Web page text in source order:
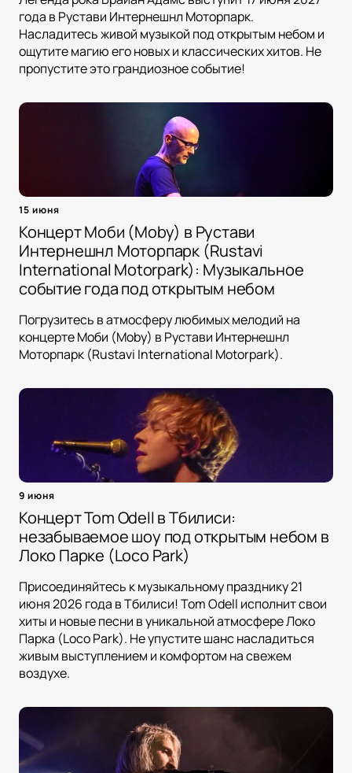
года в Рустави Интернешнл Моторпарк.
Насладитесь живой музыкой под открытым небом и
ощутите магию его новых и классических хитов. Не
пропустите это грандиозное событие!
15 июня
Концерт Моби (Moby) в Рустави
Интернешнл Моторпарк (Rustavi
International Motorpark): Музыкальное
событие года под открытым небом
Погрузитесь в атмосферу любимых мелодий на
концерте Моби (Moby) в Рустави Интернешнл
Моторпарк (Rustavi International Motorpark).
9 июня
Концерт Tom Odell в Тбилиси:
незабываемое шоу под открытым небом в
Локо Парке (Loco Park)
Присоединяйтесь к музыкальному празднику 21
июня 2026 года в Тбилиси! Tom Odell исполнит свои
хиты и новые песни в уникальной атмосфере Локо
Парка (Loco Park). Не упустите шанс насладиться
живым выступлением и комфортом на свежем
воздухе.